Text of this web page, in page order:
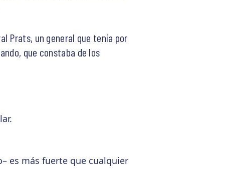
Prats, un general que tenía por
que constaba de los
es más fuerte que cualquier